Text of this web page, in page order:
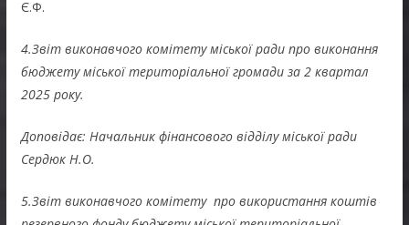
Є.Ф.
4.Звіт виконавчого комітету міської ради про виконання
бюджету міської територіальної громади за 2 квартал
2025 року.
Доповідає: Начальник фінансового відділу міської ради
Сердюк Н.О.
5.Звіт виконавчого комітету про використання коштів